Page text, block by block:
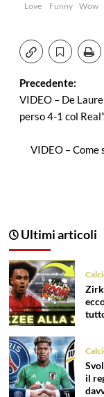
Love
Funny
Wow
articolo
Precedente:
VIDEO – De
perso 4-1 col
VIDEO – Come
Ultimi articoli
il